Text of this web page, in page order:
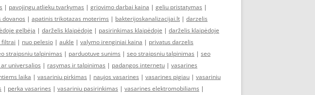
| pavojingu atlieku tvarkymas | griovimo darbai kaina | geliu pristatymas |
dovanos | apatinis trikotazas moterims | bakterijoskanalizacijai.lt | darzelis
gelbėja | darželis klaipėdoje | pasirinkimas klaipėdoje | darželis klaipėdoje
filtrai | nuo pelesio | aukle | valymo irenginiai kaina | privatus darzelis
straipsniu talpinimas | parduotuve sunims | seo straipsniu talpinimas | seo
universalios | rasymas ir talpinimas | padangos internetu | vasarines
laika | vasariniu pirkimas | naujos vasarines | vasarines pigiau | vasariniu
| perka vasarines | vasariniu pasirinkimas | vasarines elektromobiliams |